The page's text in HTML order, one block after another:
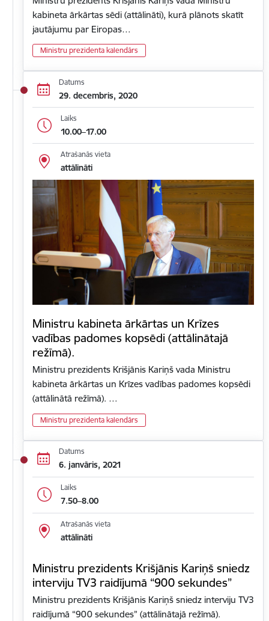
kabineta ārkārtas sēdi (attālināti), kurā plānots skatīt
jautājumu par Eiropas…
Ministru prezidenta kalendārs
Datums
29. decembris, 2020
Laiks
10.00–17.00
Atrašanās vieta
attālināti
Ministru kabineta ārkārtas un Krīzes
vadības padomes kopsēdi (attālinātajā
režīmā).
Ministru prezidents Krišjānis Kariņš vada Ministru
kabineta ārkārtas un Krīzes vadības padomes kopsēdi
(attālinātā režīmā). …
Ministru prezidenta kalendārs
Datums
6. janvāris, 2021
Laiks
7.50–8.00
Atrašanās vieta
attālināti
Ministru prezidents Krišjānis Kariņš sniedz
interviju TV3 raidījumā “900 sekundes”
Ministru prezidents Krišjānis Kariņš sniedz interviju TV3
raidījumā “900 sekundes” (attālinātajā režīmā).